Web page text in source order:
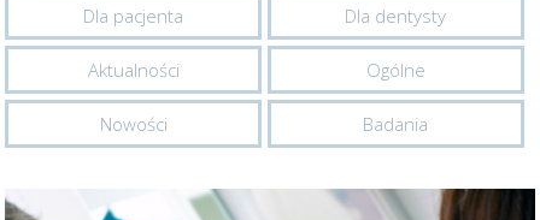
Dla pacjenta Dla dentysty
Aktualności Ogólne
Nowości Badania